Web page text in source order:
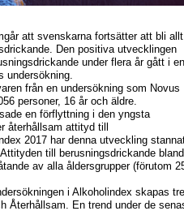
att svenskarna fortsätter att bli allt
Den positiva utvecklingen
under flera år gått i en
undersökning.
från en undersökning som Novus
personer, 16 år och äldre.
en förflyttning i den yngsta
återhållsam attityd till
2017 har denna utveckling
till berusningsdrickande bland
av alla åldersgrupper (förutom
i Alkoholindex skapas tre
Återhållsam. En trend under de